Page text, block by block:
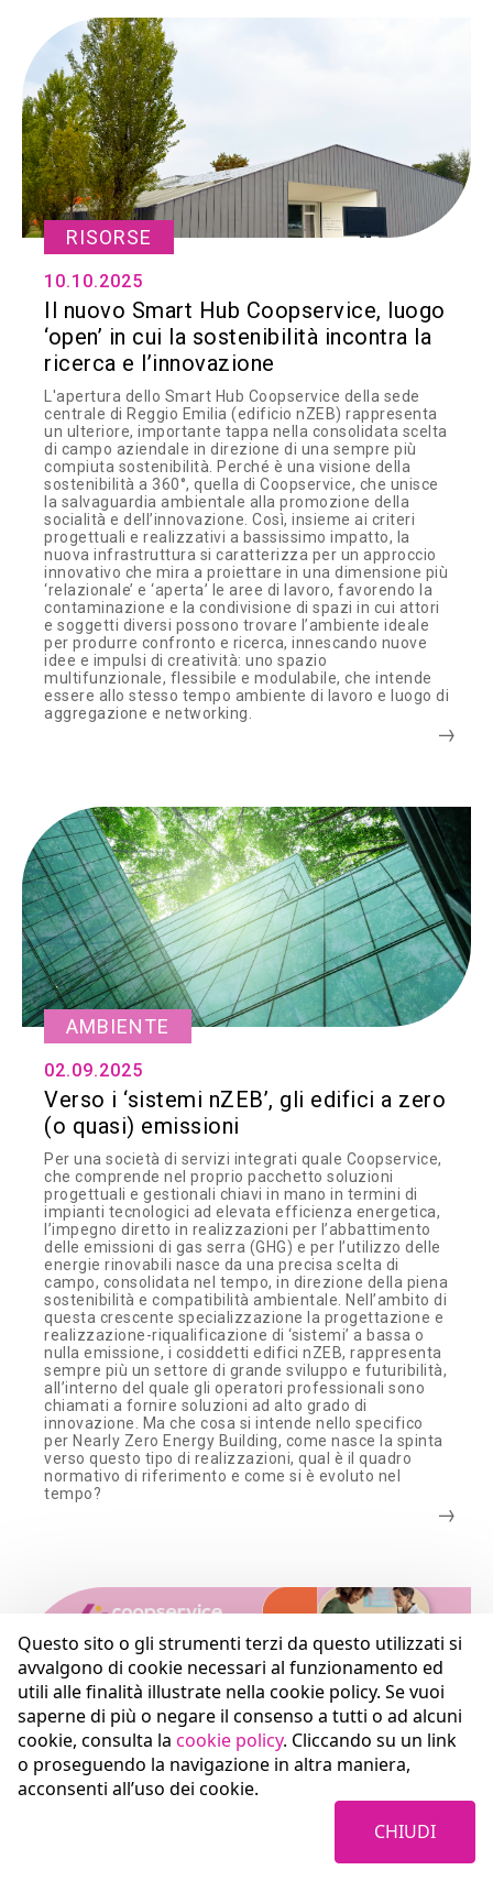
Questo sito o gli strumenti terzi da questo utilizzati si
avvalgono di cookie necessari al funzionamento ed
utili alle finalità illustrate nella cookie policy. Se vuoi
saperne di più o negare il consenso a tutti o ad alcuni
cookie, consulta la cookie policy. Cliccando su un link
o proseguendo la navigazione in altra maniera,
acconsenti all’uso dei cookie.
CHIUDI
RISORSE
10.10.2025
Il nuovo Smart Hub Coopservice, luogo
‘open’ in cui la sostenibilità incontra la
ricerca e l’innovazione
L'apertura dello Smart Hub Coopservice della sede
centrale di Reggio Emilia (edificio nZEB) rappresenta
un ulteriore, importante tappa nella consolidata scelta
di campo aziendale in direzione di una sempre più
compiuta sostenibilità. Perché è una visione della
sostenibilità a 360°, quella di Coopservice, che unisce
la salvaguardia ambientale alla promozione della
socialità e dell’innovazione. Così, insieme ai criteri
progettuali e realizzativi a bassissimo impatto, la
nuova infrastruttura si caratterizza per un approccio
innovativo che mira a proiettare in una dimensione più
‘relazionale’ e ‘aperta’ le aree di lavoro, favorendo la
contaminazione e la condivisione di spazi in cui attori
e soggetti diversi possono trovare l’ambiente ideale
per produrre confronto e ricerca, innescando nuove
idee e impulsi di creatività: uno spazio
multifunzionale, flessibile e modulabile, che intende
essere allo stesso tempo ambiente di lavoro e luogo di
aggregazione e networking.
AMBIENTE
02.09.2025
Verso i ‘sistemi nZEB’, gli edifici a zero
(o quasi) emissioni
Per una società di servizi integrati quale Coopservice,
che comprende nel proprio pacchetto soluzioni
progettuali e gestionali chiavi in mano in termini di
impianti tecnologici ad elevata efficienza energetica,
l’impegno diretto in realizzazioni per l’abbattimento
delle emissioni di gas serra (GHG) e per l’utilizzo delle
energie rinovabili nasce da una precisa scelta di
campo, consolidata nel tempo, in direzione della piena
sostenibilità e compatibilità ambientale. Nell’ambito di
questa crescente specializzazione la progettazione e
realizzazione-riqualificazione di ‘sistemi’ a bassa o
nulla emissione, i cosiddetti edifici nZEB, rappresenta
sempre più un settore di grande sviluppo e futuribilità,
all’interno del quale gli operatori professionali sono
chiamati a fornire soluzioni ad alto grado di
innovazione. Ma che cosa si intende nello specifico
per Nearly Zero Energy Building, come nasce la spinta
verso questo tipo di realizzazioni, qual è il quadro
normativo di riferimento e come si è evoluto nel
tempo?